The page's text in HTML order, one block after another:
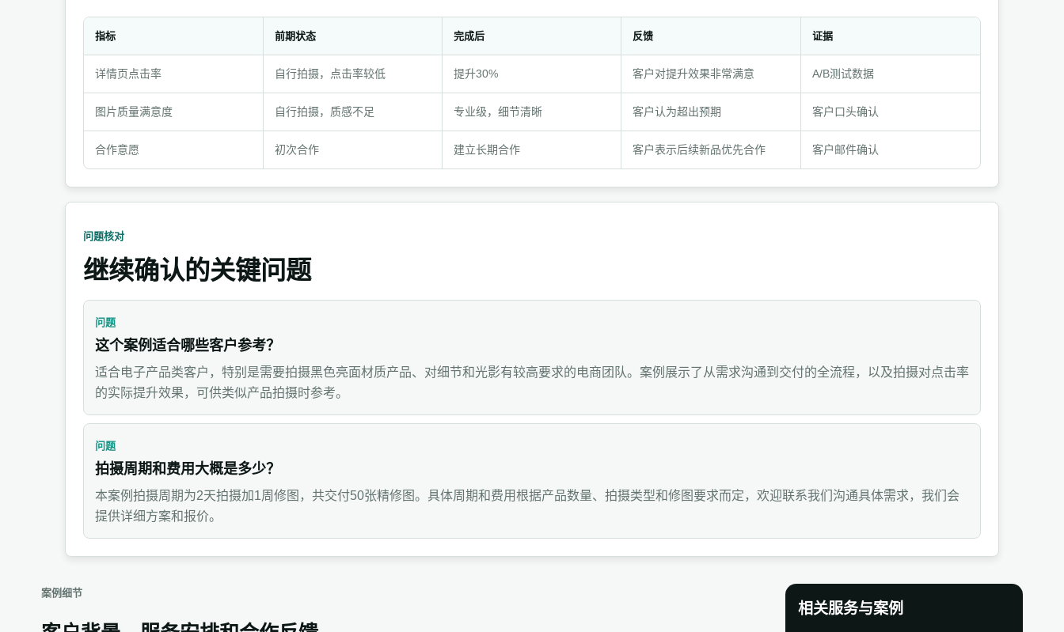
变
与
客
户
馈
指标 前期状态 完成后 反馈 证据
详情页点击率 自行拍摄，点击率较低 提升30% 客户对提升效果非常满意 A/B测试数据
图片质量满意度 自行拍摄，质感不足 专业级，细节清晰 客户认为超出预期 客户口头确认
合作意愿 初次合作 建立长期合作 客户表示后续新品优先合作 客户邮件确认
问题核对
继续确认的关键问题
问题
这个案例适合哪些客户参考？
适合电子产品类客户，特别是需要拍摄黑色亮面材质产品、对细节和光影有较高要求的电商团队。案例展示了从需求沟通到交付的全流程，以及拍摄对点击率
的实际提升效果，可供类似产品拍摄时参考。
问题
拍摄周期和费用大概是多少？
本案例拍摄周期为2天拍摄加1周修图，共交付50张精修图。具体周期和费用根据产品数量、拍摄类型和修图要求而定，欢迎联系我们沟通具体需求，我们会
提供详细方案和报价。
案例细节
相关服务与案例